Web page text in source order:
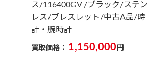
ス/116400GV /ブラック/ステン
レス/ブレスレット/中古A品/時
計・腕時計
買取価格： 1,150,000 円